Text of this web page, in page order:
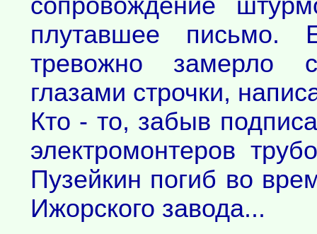
сопровождение
плутавшее письмо.
тревожно замерло
глазами строчки,
Кто - то, забыв
электромонтеров
Пузейкин погиб во
Ижорского завода...